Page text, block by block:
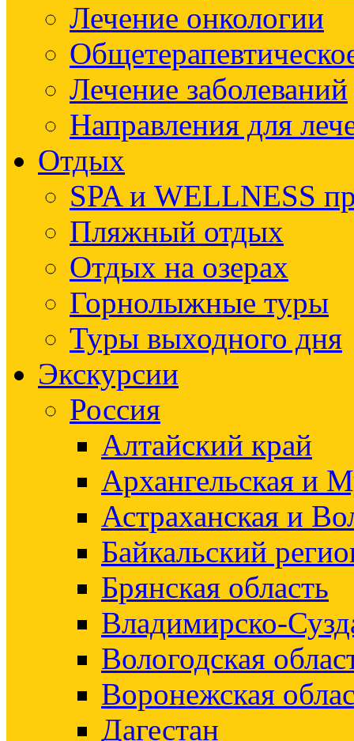
Лечение онкологии
Лечение заболеваний
Направления для
Отдых
SPA и WELLNESS
Пляжный отдых
Отдых на озерах
Горнолыжные туры
Туры выходного дня
Экскурсии
Россия
Алтайский край
Архангельская и
Астраханская и
Байкальский
Брянская область
Владимирско-
Вологодская
Воронежская
Дагестан